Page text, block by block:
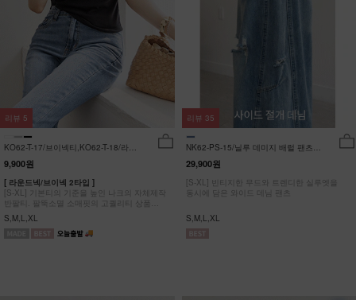
KO62-T-17/브이넥티,KO62-T-18/라운
드티_YN
9,900원
[ 라운드넥/브이넥 2타입 ]
[S-XL] 기본티의 기준을 높인 나크의 자체제작
반팔티. 팔뚝소멸 소매핏의 고퀄리티 상품
#NAK MADE.
S,M,L,XL
리뷰 5
NK62-PS-15/닐루 데미지 배럴 팬츠
_HR
29,900원
[S-XL] 빈티지한 무드와 트렌디한 실루엣을
동시에 담은 와이드 데님 팬츠
S,M,L,XL
리뷰 35